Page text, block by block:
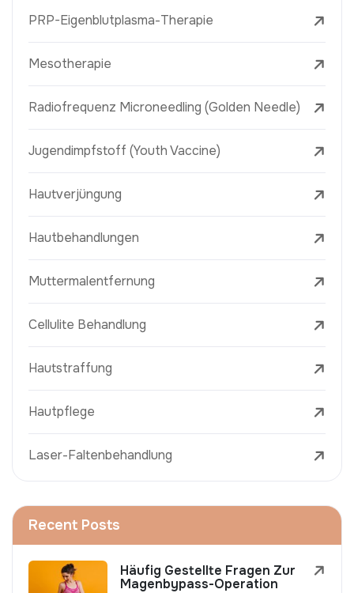
PRP-Eigenblutplasma-Therapie
Mesotherapie
Radiofrequenz Microneedling (Golden Needle)
Jugendimpfstoff (Youth Vaccine)
Hautverjüngung
Hautbehandlungen
Muttermalentfernung
Cellulite Behandlung
Hautstraffung
Hautpflege
Laser-Faltenbehandlung
Recent Posts
Häufig Gestellte Fragen Zur
Magenbypass-Operation